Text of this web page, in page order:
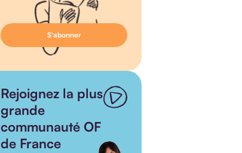
Rejoignez la plus
grande
communauté OF
de France